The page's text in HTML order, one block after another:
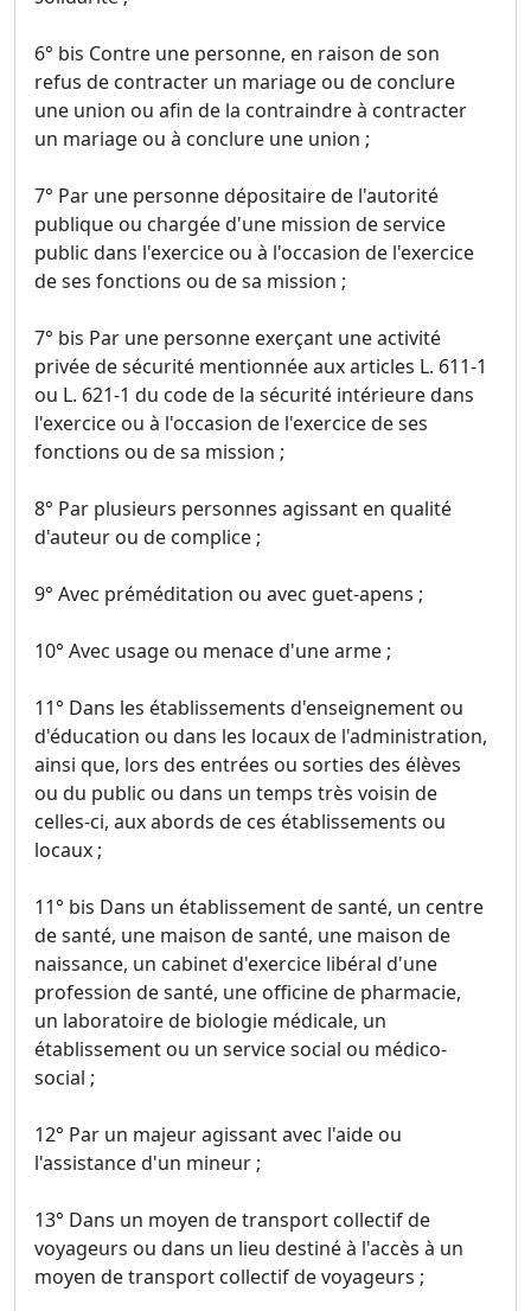
6° bis Contre une personne, en raison de son
refus de contracter un mariage ou de conclure
une union ou afin de la contraindre à contracter
un mariage ou à conclure une union ;
7° Par une personne dépositaire de l'autorité
publique ou chargée d'une mission de service
public dans l'exercice ou à l'occasion de l'exercice
de ses fonctions ou de sa mission ;
7° bis Par une personne exerçant une activité
privée de sécurité mentionnée aux articles L. 611-1
ou L. 621-1 du code de la sécurité intérieure dans
l'exercice ou à l'occasion de l'exercice de ses
fonctions ou de sa mission ;
8° Par plusieurs personnes agissant en qualité
d'auteur ou de complice ;
9° Avec préméditation ou avec guet-apens ;
10° Avec usage ou menace d'une arme ;
11° Dans les établissements d'enseignement ou
d'éducation ou dans les locaux de l'administration,
ainsi que, lors des entrées ou sorties des élèves
ou du public ou dans un temps très voisin de
celles-ci, aux abords de ces établissements ou
locaux ;
11° bis Dans un établissement de santé, un centre
de santé, une maison de santé, une maison de
naissance, un cabinet d'exercice libéral d'une
profession de santé, une officine de pharmacie,
un laboratoire de biologie médicale, un
établissement ou un service social ou médico-
social ;
12° Par un majeur agissant avec l'aide ou
l'assistance d'un mineur ;
13° Dans un moyen de transport collectif de
voyageurs ou dans un lieu destiné à l'accès à un
moyen de transport collectif de voyageurs ;